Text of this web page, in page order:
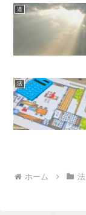
道
法
ホーム
法